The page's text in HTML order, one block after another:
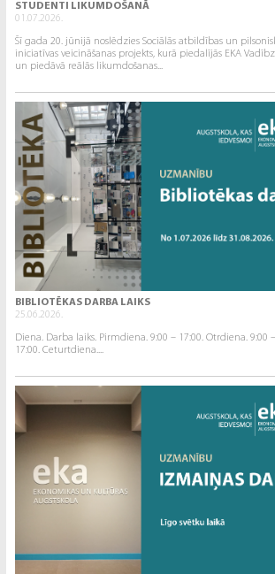
STUDENTI LIKUMDOŠANĀ
01.07.2026.
Šī gada 20. jūnijā noslēdzies Sociālās atbildības un
iniciatīvas veicināšanas projekts, kurā piedalījās EKA
un piedāvā reālās likumdošanas...
BIBLIOTĒKAS DARBA LAIKS
25.06.2026.
Diena. Darba laiks. Pirmdiena. 9:00 – 17:00. Otrdiena. 9:00
17:00. Ceturtdiena....